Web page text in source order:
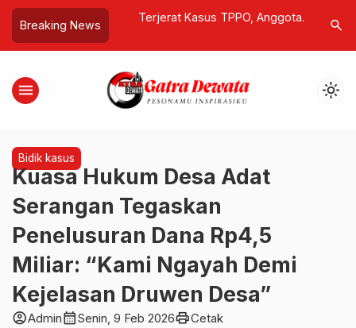
Breaking News
Kerok
Cermin
Terjerat Kasus TPPO, Anggota
Dipecat dari Polri
Stok
Warga
search
menu light_mode
Bidik kasus
Kuasa Hukum Desa Adat
Serangan Tegaskan
Penelusuran Dana Rp4,5
Miliar: “Kami Ngayah Demi
Kejelasan Druwen Desa”
account_circleAdmincalendar_monthSenin, 9 Feb 2026printCetak